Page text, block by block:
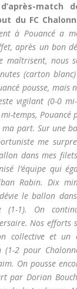
match
du FC
à Pouancé a
après un bon
maîtrisent, nous
(carton
pousse, mais
vigilant (0-0
temps, Pouancé
part. Sur une
me
dans mes
l’équipe qui
Rabin. Dix
le ballon
(1-1). On
Nos efforts
collective et un
(1-2 pour
On pousse
par Dorian